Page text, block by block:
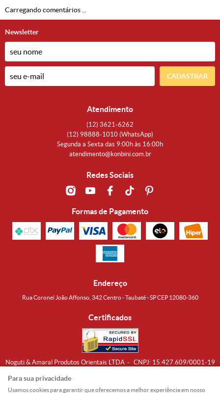
Carregando comentários ...
Newsletter
CADASTRAR
Atendimento
(12) 3621-6262
(12) 98888-1010 (WhatsApp)
Segunda a Sexta das 9:00h às 16:00h
atendimento@konbini.com.br
Redes Sociais
Formas de Pagamento
Endereço
Rua Coronel João Affonso, 342 Centro - Taubaté - SP CEP 12080-360
Certificados
Noguti & Amaral Produtos Orientais LTDA CNPJ: 15.427.609/0001-19
Para sua privacidade
Usamos cookies para garantir que oferecemos a melhor experiência em nosso